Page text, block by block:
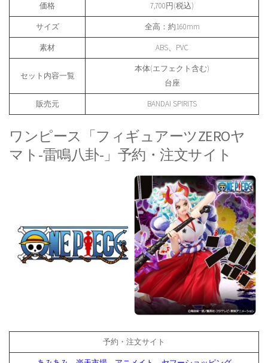
価格 7,700円(税込)
サイズ 全高：約160mm
素材 ABS、PVC
セット内容一覧
本体(エフェクト含む)
台座
販売元 BANDAI SPIRITS
ワンピース「フィギュアーツZEROヤ
マト-雷鳴八卦-」予約・注文サイト
予約・注文サイト